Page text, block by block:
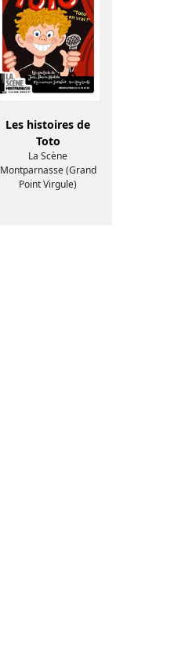
Les histoires de
Toto
La Scène
Montparnasse (Grand
Point Virgule)